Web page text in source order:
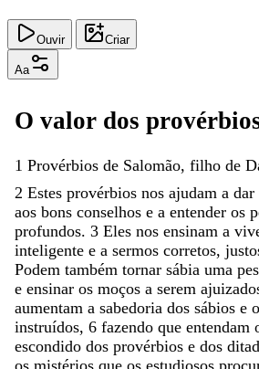
Ouvir Criar
Aa
O valor dos
1 Provérbios de Salomão, filho de
2 Estes provérbios nos ajudam a dar
aos bons conselhos e a entender os
profundos. 3 Eles nos ensinam a
inteligente e a sermos corretos,
Podem também tornar sábia uma
e ensinar os moços a serem
aumentam a sabedoria dos sábios e
instruídos, 6 fazendo que entendam
escondido dos provérbios e dos
os mistérios que os estudiosos